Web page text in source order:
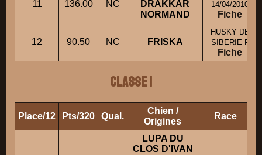
11 136.00 NC
DRAKKAR
NORMAND
14/04/2010
Fiche
12 90.50 NC FRISKA
HUSKY DE
SIBERIE F
Fiche
Classe 1
Place/12 Pts/320 Qual.
Chien /
Origines
Race
LUPA DU
CLOS D'IVAN